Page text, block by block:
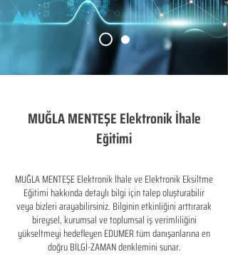
MUĞLA MENTEŞE Elektronik İhale
Eğitimi
MUĞLA MENTEŞE Elektronik İhale ve Elektronik Eksiltme
Eğitimi hakkında detaylı bilgi için talep oluşturabilir
veya bizleri arayabilirsiniz. Bilginin etkinliğini arttırarak
bireysel, kurumsal ve toplumsal iş verimliliğini
yükseltmeyi hedefleyen​ EDUMER tüm danışanlarına en
doğru BİLGİ-ZAMAN denklemini sunar.